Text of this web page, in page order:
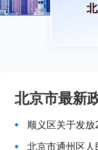
北京市最新
顺义区关于发